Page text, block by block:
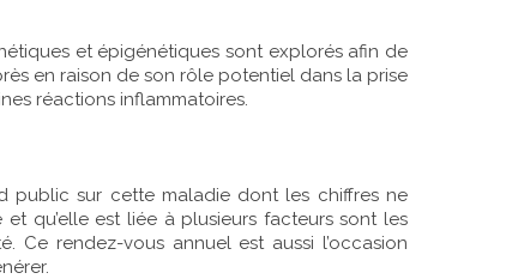
et épigénétiques sont explorés afin de
en raison de son rôle potentiel dans la prise
réactions inflammatoires.
public sur cette maladie dont les chiffres ne
qu’elle est liée à plusieurs facteurs sont les
rendez-vous annuel est aussi l’occasion